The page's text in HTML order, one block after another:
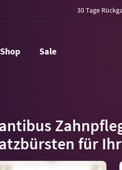
30 Tage
Shop Sale
für